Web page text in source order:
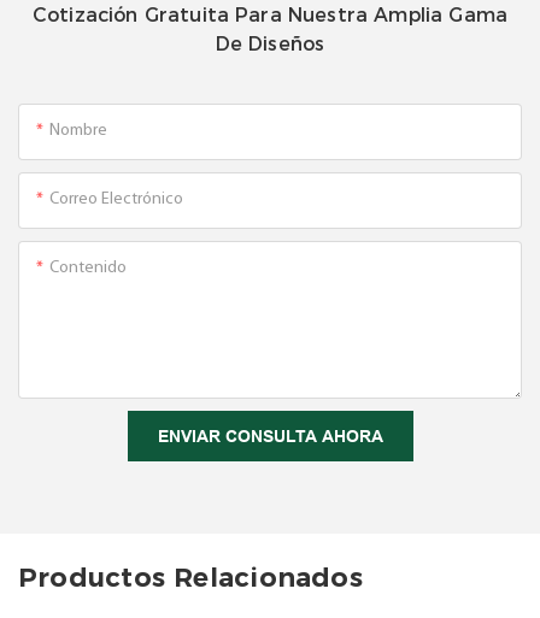
Cotización Gratuita Para Nuestra Amplia Gama
De Diseños
Nombre
Correo Electrónico
Contenido
ENVIAR CONSULTA AHORA
Productos Relacionados